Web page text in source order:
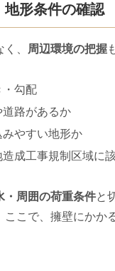
地形条件の確認
、 周辺環境の把握
・勾配
道路があるか
やすい地形か
造成工事規制区域に
・周囲の荷重条件と
こで、擁壁にかか